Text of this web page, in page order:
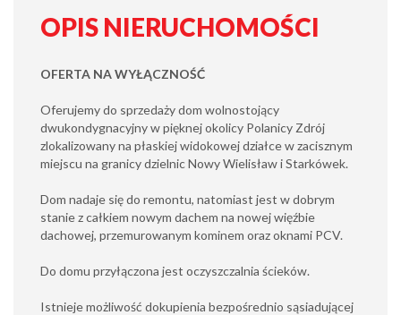
OPIS NIERUCHOMOŚCI
OFERTA NA WYŁĄCZNOŚĆ
Oferujemy do sprzedaży dom wolnostojący
dwukondygnacyjny w pięknej okolicy Polanicy Zdrój
zlokalizowany na płaskiej widokowej działce w zacisznym
miejscu na granicy dzielnic Nowy Wielisław i Starkówek.
Dom nadaje się do remontu, natomiast jest w dobrym
stanie z całkiem nowym dachem na nowej więźbie
dachowej, przemurowanym kominem oraz oknami PCV.
Do domu przyłączona jest oczyszczalnia ścieków.
Istnieje możliwość dokupienia bezpośrednio sąsiadującej